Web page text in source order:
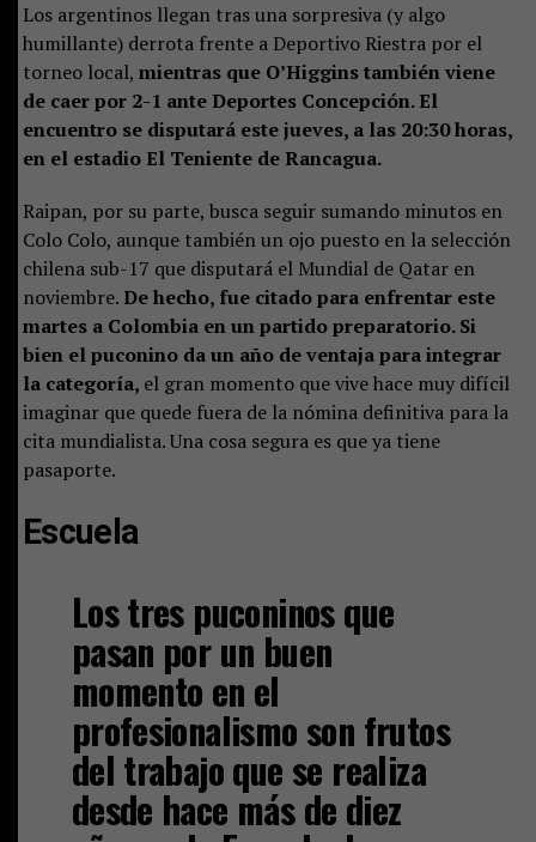
Los argentinos llegan tras una sorpresiva (y algo
humillante) derrota frente a Deportivo Riestra por el
torneo local, mientras que O’Higgins también viene
de caer por 2-1 ante Deportes Concepción. El
encuentro se disputará este jueves, a las 20:30 horas,
en el estadio El Teniente de Rancagua.
Raipan, por su parte, busca seguir sumando minutos en
Colo Colo, aunque también un ojo puesto en la selección
chilena sub-17 que disputará el Mundial de Qatar en
noviembre. De hecho, fue citado para enfrentar este
martes a Colombia en un partido preparatorio. Si
bien el puconino da un año de ventaja para integrar
la categoría, el gran momento que vive hace muy difícil
imaginar que quede fuera de la nómina definitiva para la
cita mundialista. Una cosa segura es que ya tiene
pasaporte.
Escuela
Los tres puconinos que
pasan por un buen
momento en el
profesionalismo son frutos
del trabajo que se realiza
desde hace más de diez